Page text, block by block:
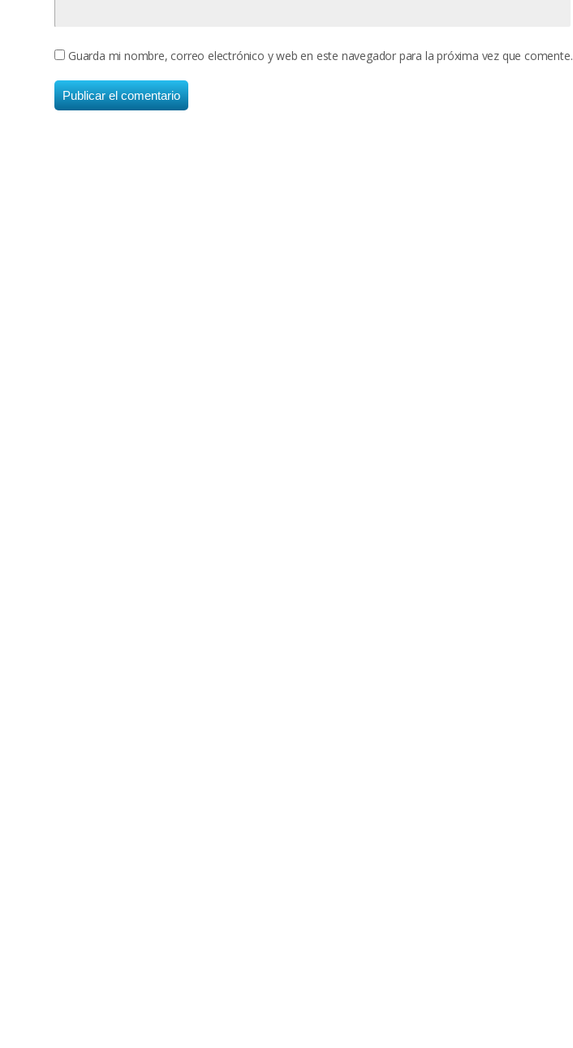
Guarda mi nombre, correo electrónico y web en este navegador para la próxima vez que comente.